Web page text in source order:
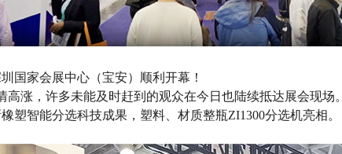
国家会展中心（宝安）顺利开幕 ！
高涨，许多未能及时赶到的观众在今日也陆续抵达展会现场。
塑智能分选科技成果，塑料、材质整瓶ZI1300分选机亮相。